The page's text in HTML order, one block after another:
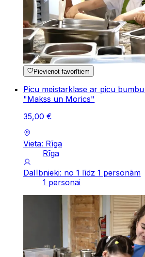
Pievienot favorītiem
Picu meistarklase ar picu
"Makss un Morics"
35,00 €
Vieta: Rīga
Rīga
Dalībnieki: no 1 līdz 1 personām
1 personai